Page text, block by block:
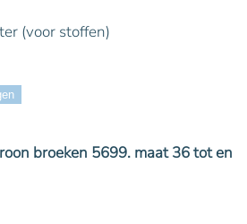
(voor stoffen)
broeken 5699. maat 36 tot en